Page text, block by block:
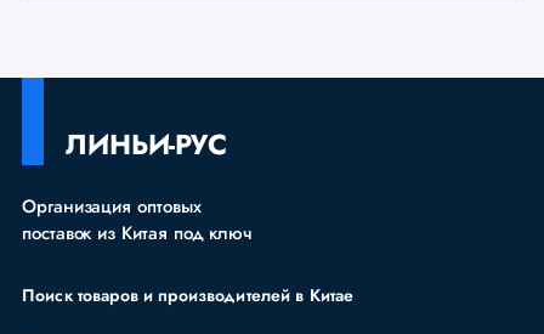
ЛИНЬИ-РУС
Организация оптовых
поставок из Китая под ключ
Поиск товаров и производителей в Китае